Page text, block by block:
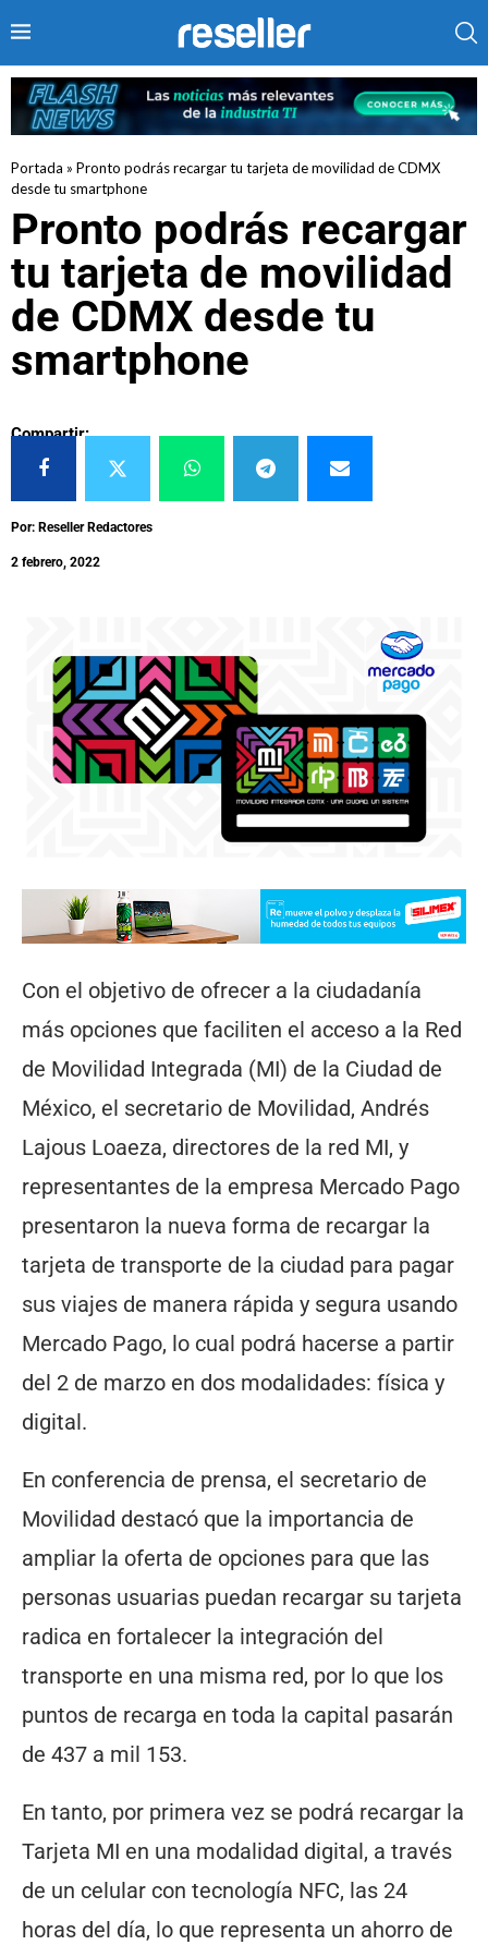
Portada » Pronto podrás recargar tu tarjeta de movilidad de CDMX
desde tu smartphone
Pronto podrás recargar
tu tarjeta de movilidad
de CDMX desde tu
smartphone
Compartir:
Por: Reseller Redactores
2 febrero, 2022
Con el objetivo de ofrecer a la ciudadanía
más opciones que faciliten el acceso a la Red
de Movilidad Integrada (MI) de la Ciudad de
México, el secretario de Movilidad, Andrés
Lajous Loaeza, directores de la red MI, y
representantes de la empresa Mercado Pago
presentaron la nueva forma de recargar la
tarjeta de transporte de la ciudad para pagar
sus viajes de manera rápida y segura usando
Mercado Pago, lo cual podrá hacerse a partir
del 2 de marzo en dos modalidades: física y
digital.
En conferencia de prensa, el secretario de
Movilidad destacó que la importancia de
ampliar la oferta de opciones para que las
personas usuarias puedan recargar su tarjeta
radica en fortalecer la integración del
transporte en una misma red, por lo que los
puntos de recarga en toda la capital pasarán
de 437 a mil 153.
En tanto, por primera vez se podrá recargar la
Tarjeta MI en una modalidad digital, a través
de un celular con tecnología NFC, las 24
horas del día, lo que representa un ahorro de